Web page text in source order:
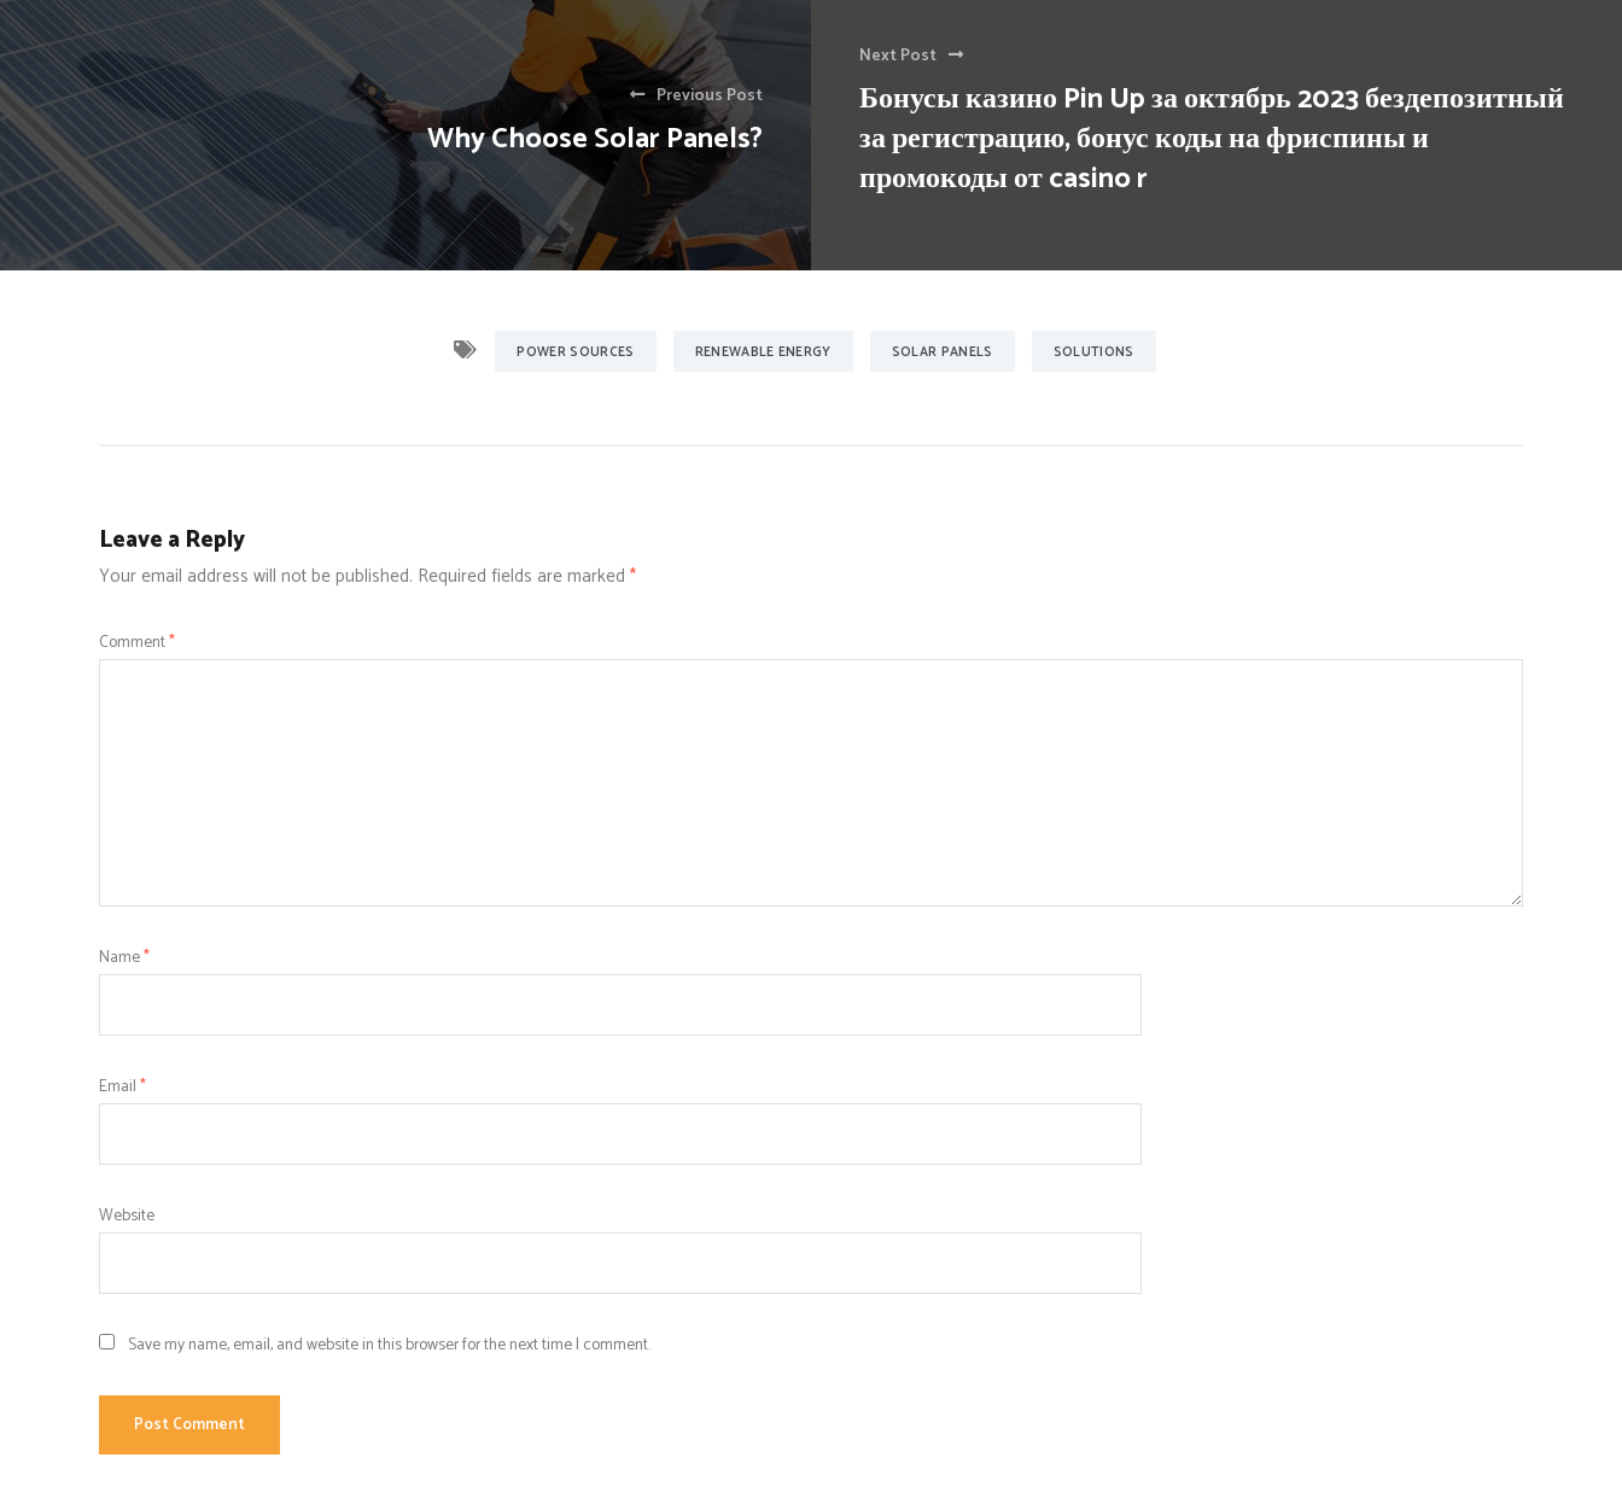
Previous Post
Why Choose Solar Panels?
Next Post
Бонусы казино Pin Up за октябрь 2023 бездепозитный
за регистрацию, бонус коды на фриспины и
промокоды от casino r
POWER SOURCES RENEWABLE ENERGY SOLAR PANELS SOLUTIONS
Leave a Reply
Your email address will not be published. Required fields are marked *
Comment*
Name*
Email*
Website
Save my name, email, and website in this browser for the next time I comment.